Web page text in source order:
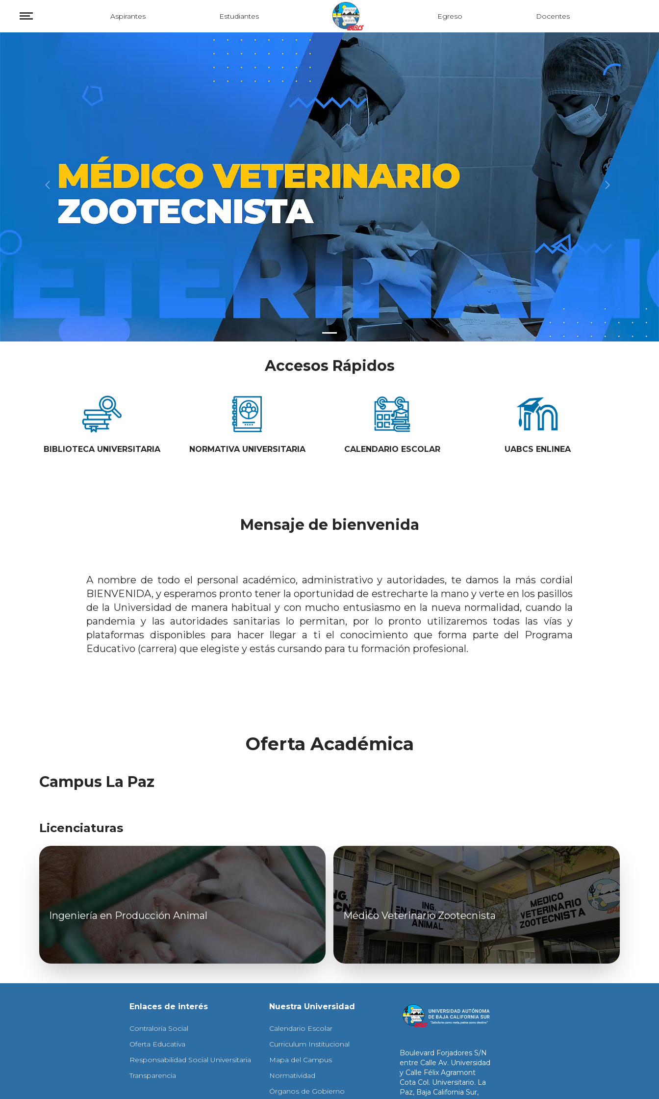
Aspirantes Estudiantes Egreso Docentes
Previous
Accesos Rápidos
BIBLIOTECA UNIVERSITARIA NORMATIVA UNIVERSITARIA CALENDARIO ESCOLAR UABCS ENLINEA
Mensaje de bienvenida
A nombre de todo el personal académico, administrativo y autoridades, te damos la más cordial
BIENVENIDA, y esperamos pronto tener la oportunidad de estrecharte la mano y verte en los pasillos
de la Universidad de manera habitual y con mucho entusiasmo en la nueva normalidad, cuando la
pandemia y las autoridades sanitarias lo permitan, por lo pronto utilizaremos todas las vías y
plataformas disponibles para hacer llegar a ti el conocimiento que forma parte del Programa
Educativo (carrera) que elegiste y estás cursando para tu formación profesional.
Oferta Académica
Campus La Paz
Licenciaturas
Ingeniería en Producción Animal Médico Veterinario Zootecnista
Enlaces de interés
Contraloría Social
Oferta Educativa
Responsabilidad Social Universitaria
Transparencia
Nuestra Universidad
Calendario Escolar
Curriculum Institucional
Mapa del Campus
Normatividad
Órganos de Gobierno
Boulevard Forjadores S/N
entre Calle Av. Universidad
y Calle Félix Agramont
Cota Col. Universitario. La
Paz, Baja California Sur,